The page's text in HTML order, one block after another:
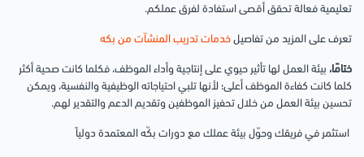
تعليمية فعالة تحقق أقصى استفادة لفرق عملكم.
تعرف على المزيد من تفاصيل خدمات تدريب المنشآت من بكه
ختامًا، بيئة العمل لها تأثير حيوي على إنتاجية وأداء الموظف، فكلما كانت صحية أكثر
كلما كانت كفاءة الموظف أعلى؛ لأنها تلبي احتياجاته الوظيفية والنفسية، ويمكن
تحسين بيئة العمل من خلال تحفيز الموظفين وتقديم الدعم والتقدير لهم.
استثمر في فريقك وحوّل بيئة عملك مع دورات بكّه المعتمدة دولياً